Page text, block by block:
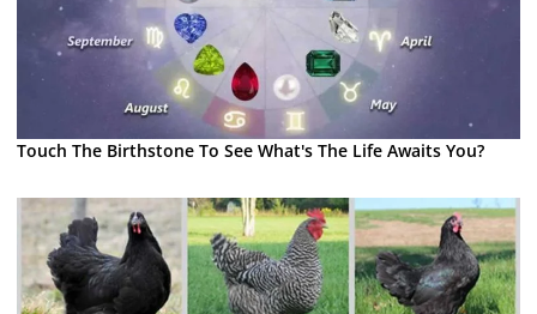
Touch The Birthstone To See What's The Life Awaits You?